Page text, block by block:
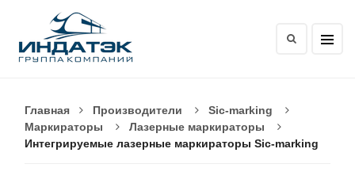
Главная Производители
Sic-marking
Маркираторы
Лазерные маркираторы
Интегрируемые лазерные маркираторы Sic-marking